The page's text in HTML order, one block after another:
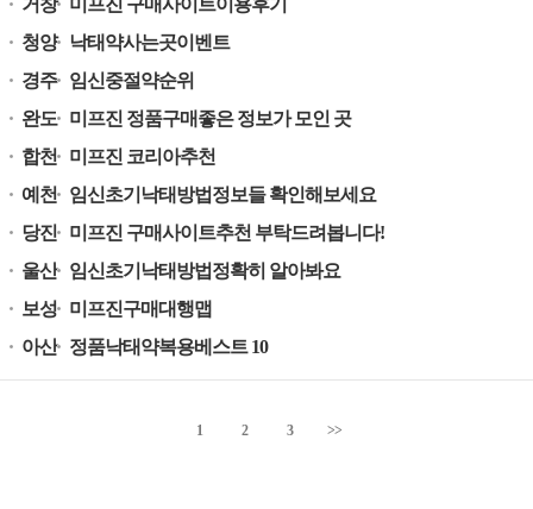
거창
미프진 구매사이트이용후기
청양
낙태약사는곳이벤트
경주
임신중절약순위
완도
미프진 정품구매좋은 정보가 모인 곳
합천
미프진 코리아추천
예천
임신초기낙태방법정보들 확인해보세요
당진
미프진 구매사이트추천 부탁드려봅니다!
울산
임신초기낙태방법정확히 알아봐요
보성
미프진구매대행맵
아산
정품낙태약복용베스트 10
1 2 3 >>